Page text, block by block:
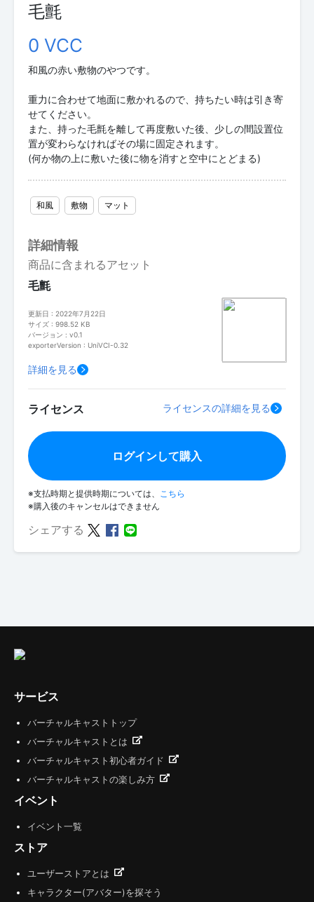
毛氈
0 VCC
和風の赤い敷物のやつです。
重力に合わせて地面に敷かれるので、持ちたい時は引き寄
せてください。
また、持った毛氈を離して再度敷いた後、少しの間設置位
置が変わらなければその場に固定されます。
(何か物の上に敷いた後に物を消すと空中にとどまる)
和風 敷物 マット
詳細情報
商品に含まれるアセット
毛氈
更新日 : 2022年7月22日
サイズ : 998.52 KB
バージョン : v0.1
exporterVersion : UniVCI-0.32
詳細を見る
ライセンス ライセンスの詳細を見る
ログインして購入
※支払時期と提供時期については、 こちら
※購入後のキャンセルはできません
シェアする
サービス
バーチャルキャストトップ
バーチャルキャストとは
バーチャルキャスト初心者ガイド
バーチャルキャストの楽しみ方
イベント
イベント一覧
ストア
ユーザーストアとは
キャラクター(アバター)を探そう